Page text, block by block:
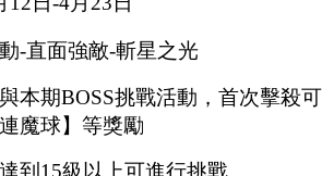
-直面強敵-斬星之光
本期BOSS挑戰活動，首次擊殺可
魔球】等獎勵